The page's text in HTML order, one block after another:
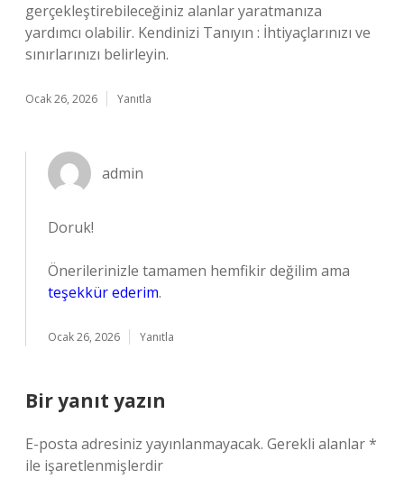
gerçekleştirebileceğiniz alanlar yaratmanıza
yardımcı olabilir. Kendinizi Tanıyın : İhtiyaçlarınızı ve
sınırlarınızı belirleyin.
Ocak 26, 2026 Yanıtla
admin
Doruk!
Önerilerinizle tamamen hemfikir değilim ama
teşekkür ederim.
Ocak 26, 2026 Yanıtla
Bir yanıt yazın
E-posta adresiniz yayınlanmayacak. Gerekli alanlar*
ile işaretlenmişlerdir